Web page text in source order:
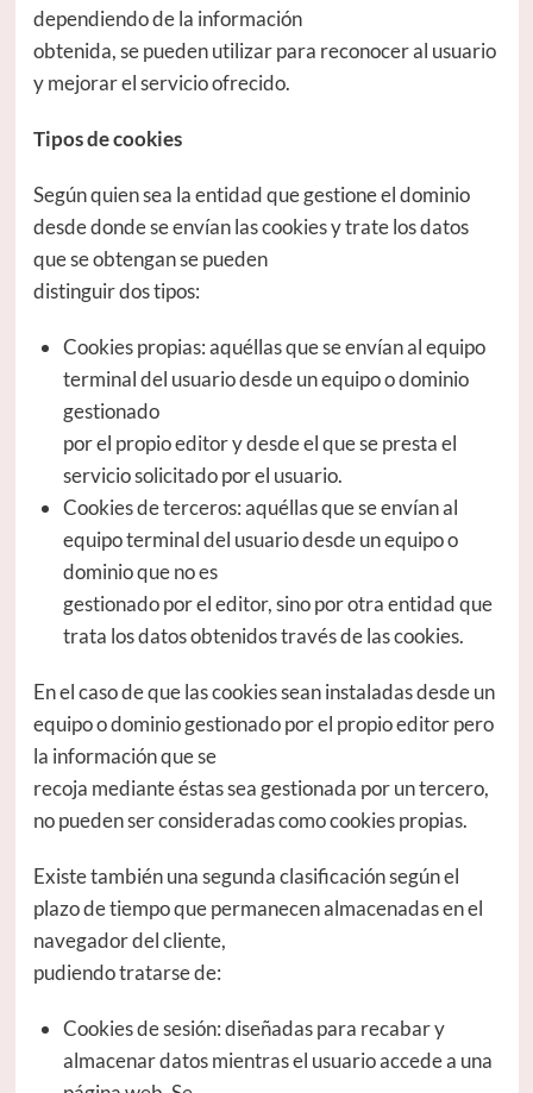
dependiendo de la información
obtenida, se pueden utilizar para reconocer al usuario
y mejorar el servicio ofrecido.
Tipos de cookies
Según quien sea la entidad que gestione el dominio
desde donde se envían las cookies y trate los datos
que se obtengan se pueden
distinguir dos tipos:
Cookies propias: aquéllas que se envían al equipo
terminal del usuario desde un equipo o dominio
gestionado
por el propio editor y desde el que se presta el
servicio solicitado por el usuario.
Cookies de terceros: aquéllas que se envían al
equipo terminal del usuario desde un equipo o
dominio que no es
gestionado por el editor, sino por otra entidad que
trata los datos obtenidos través de las cookies.
En el caso de que las cookies sean instaladas desde un
equipo o dominio gestionado por el propio editor pero
la información que se
recoja mediante éstas sea gestionada por un tercero,
no pueden ser consideradas como cookies propias.
Existe también una segunda clasificación según el
plazo de tiempo que permanecen almacenadas en el
navegador del cliente,
pudiendo tratarse de:
Cookies de sesión: diseñadas para recabar y
almacenar datos mientras el usuario accede a una